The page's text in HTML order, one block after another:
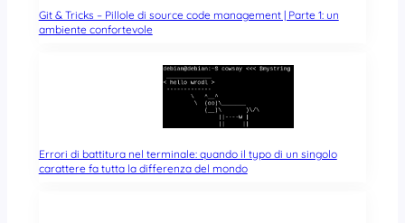
Git & Tricks – Pillole di source code management | Parte 1: un
ambiente confortevole
Errori di battitura nel terminale: quando il typo di un singolo
carattere fa tutta la differenza del mondo